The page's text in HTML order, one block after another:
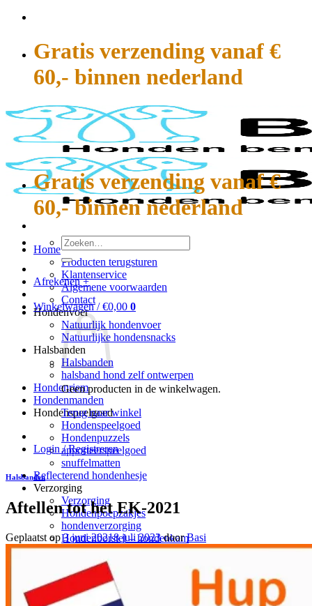
Gratis verzending vanaf €
60,- binnen nederland
Home
Producten terugsturen
Klantenservice
Algemene voorwaarden
Contact
Hondenvoer
Natuurlijk hondenvoer
Natuurlijke hondensnacks
Halsbanden
Halsbanden
halsband hond zelf ontwerpen
Hondenriem
Hondenmanden
Hondenspeelgoed
Hondenspeelgoed
Hondenpuzzels
apporteerspeelgoed
snuffelmatten
Reflecterend hondenhesje
Verzorging
Verzorging
Hondenpoepzakjes
hondenverzorging
Hondenborstel – hondenkam
Blog
Klantenreacties
0
Winkelwagen
Gratis verzending vanaf €
60,- binnen nederland
Zoeken
naar:
Afrekenen +
Winkelwagen /€0,00 0
Geen producten in de winkelwagen.
Terug naar winkel
Login / Registreren
Halsbanden
Aftellen tot het EK-2021
Geplaatst op3 juni 20218 juli 2023 doorBasi